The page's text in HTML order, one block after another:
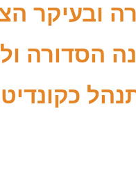
ובעיקר
הסדורה